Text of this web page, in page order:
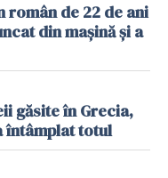
de 22 de ani
din mașină și a
găsite în Grecia,
întâmplat totul